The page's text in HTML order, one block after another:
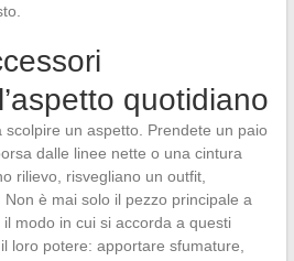
quotidiano
scolpire un aspetto. Prendete un paio
dalle linee nette o una cintura
rilievo, risvegliano un outfit,
è mai solo il pezzo principale a
modo in cui si accorda a questi
loro potere: apportare sfumature,